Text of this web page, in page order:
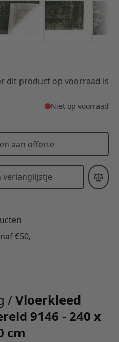
dit product op voorraad is
Niet op voorraad
aan offerte
verlanglijstje
€50,-
/Vloerkleed
9146 - 240 x
cm